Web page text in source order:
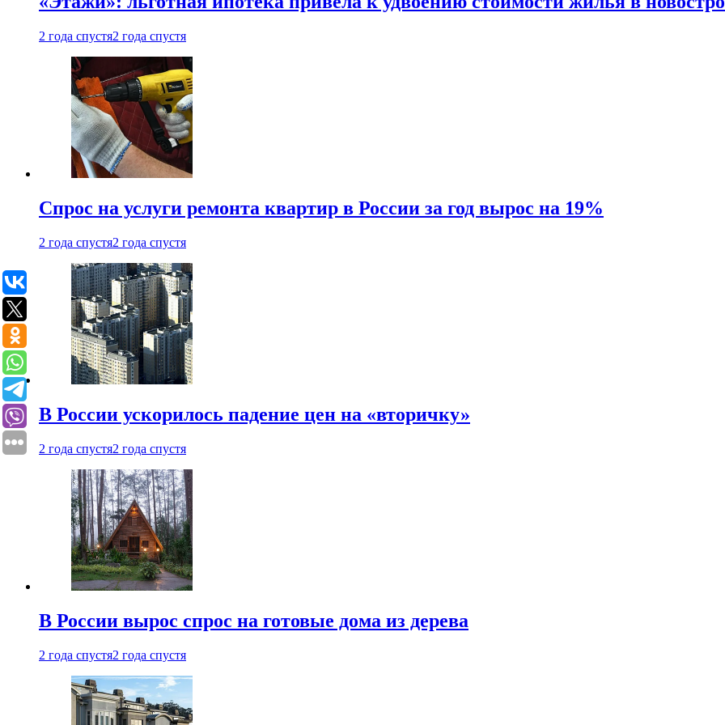
2 года спустя2 года спустя
Спрос на услуги ремонта квартир в России за год вырос на 19%
2 года спустя2 года спустя
В России ускорилось падение цен на «вторичку»
2 года спустя2 года спустя
В России вырос спрос на готовые дома из дерева
2 года спустя2 года спустя